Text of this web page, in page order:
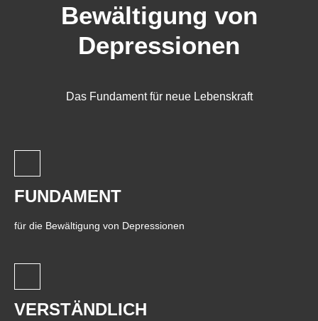
Bewältigung von
Depressionen
Das Fundament für neue Lebenskraft
FUNDAMENT
für die Bewältigung von Depressionen
VERSTÄNDLICH